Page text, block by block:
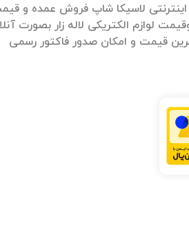
لاسیکا شاپ فروش عمده و
لوازم الکتریکی لاله زار بصورت
قیمت و امکان صدور فاکتور رسمی